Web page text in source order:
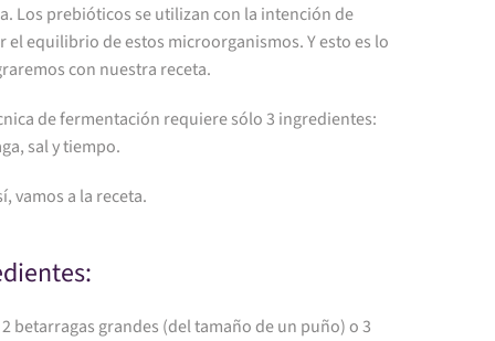
Los prebióticos se utilizan con la intención de
el equilibrio de estos microorganismos. Y esto es lo
con nuestra receta.
de fermentación requiere sólo 3 ingredientes:
sal y tiempo.
vamos a la receta.
2 betarragas grandes (del tamaño de un puño) o 3